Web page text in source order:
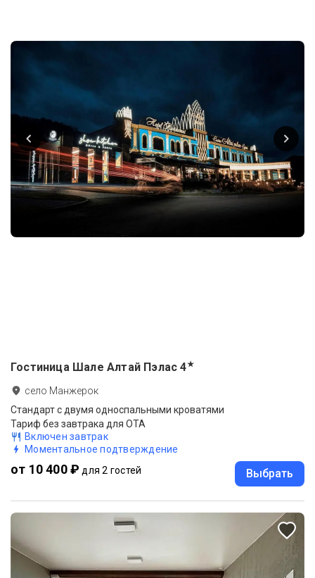
Гостиница Шале Алтай Пэлас 4★
село Манжерок
Стандарт с двумя односпальными кроватями
Тариф без завтрака для ОТА
Включен завтрак
Моментальное подтверждение
от 10 400 ₽ для 2 гостей Выбрать